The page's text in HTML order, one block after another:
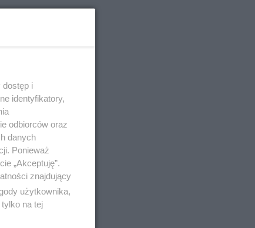
dostęp i
identyfikatory,
odbiorców oraz
danych
Ponieważ
„Akceptuję”.
znajdujący
użytkownika,
na tej